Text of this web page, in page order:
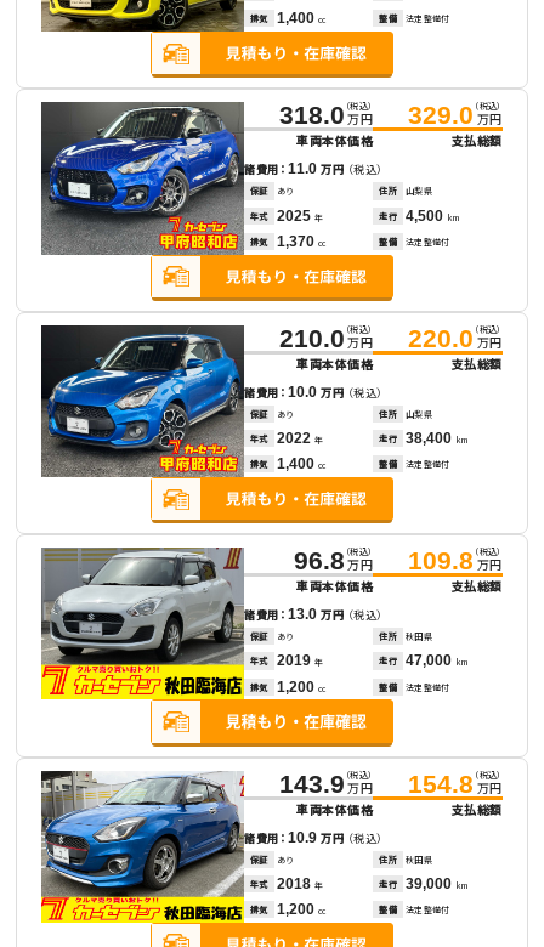
排気 1,400 cc 整備 法定整備付
318.0 （税込）
万円
車両本体価格
329.0 （税込）
万円
支払総額
諸費用：11.0万円 （税込）
保証 あり 住所 山梨県
年式 2025 年 走行 4,500 km
排気 1,370 cc 整備 法定整備付
210.0 （税込）
万円
車両本体価格
220.0 （税込）
万円
支払総額
諸費用：10.0万円 （税込）
保証 あり 住所 山梨県
年式 2022 年 走行 38,400 km
排気 1,400 cc 整備 法定整備付
96.8 （税込）
万円
車両本体価格
109.8 （税込）
万円
支払総額
諸費用：13.0万円 （税込）
保証 あり 住所 秋田県
年式 2019 年 走行 47,000 km
排気 1,200 cc 整備 法定整備付
143.9 （税込）
万円
車両本体価格
154.8 （税込）
万円
支払総額
諸費用：10.9万円 （税込）
保証 あり 住所 秋田県
年式 2018 年 走行 39,000 km
排気 1,200 cc 整備 法定整備付